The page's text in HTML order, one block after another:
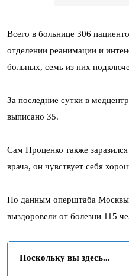
Всего в больнице 306
отделении реанимации и
больных, семь из них
За последние сутки в
выписано 35.
Сам Проценко также
врача, он чувствует себя
По данным оперштаба
выздоровели от болезни 115
Поскольку вы здесь...